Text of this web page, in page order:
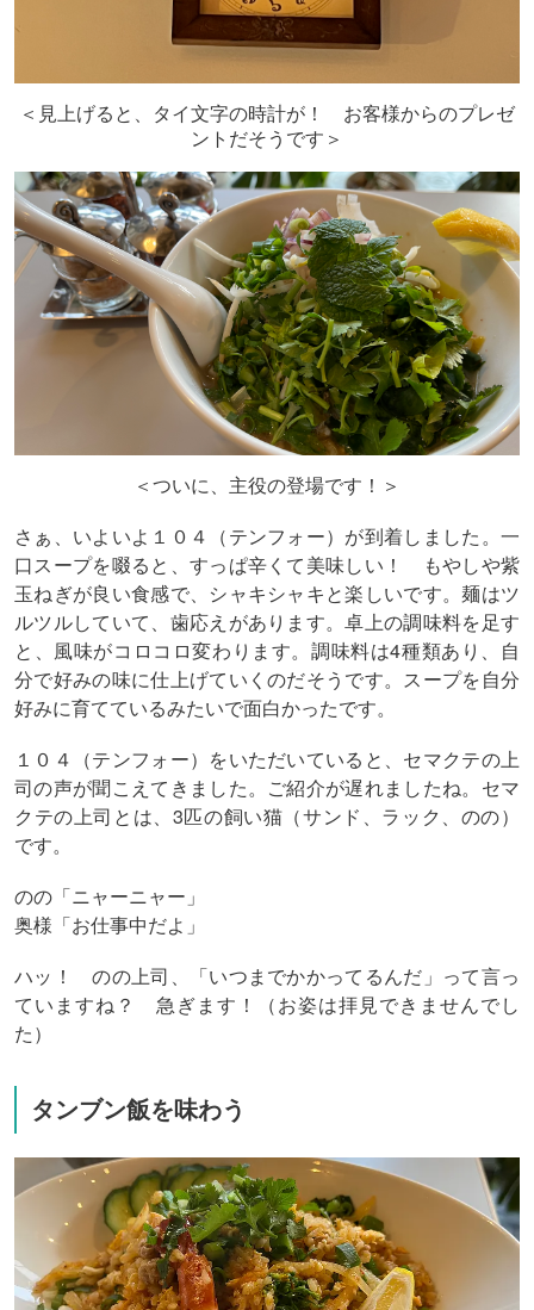
＜見上げると、タイ文字の時計が！ お客様からのプレゼ
ントだそうです＞
＜ついに、主役の登場です！＞
さぁ、いよいよ１０４（テンフォー）が到着しました。一
口スープを啜ると、すっぱ辛くて美味しい！ もやしや紫
玉ねぎが良い食感で、シャキシャキと楽しいです。麺はツ
ルツルしていて、歯応えがあります。卓上の調味料を足す
と、風味がコロコロ変わります。調味料は4種類あり、自
分で好みの味に仕上げていくのだそうです。スープを自分
好みに育てているみたいで面白かったです。
１０４（テンフォー）をいただいていると、セマクテの上
司の声が聞こえてきました。ご紹介が遅れましたね。セマ
クテの上司とは、3匹の飼い猫（サンド、ラック、のの）
です。
のの「ニャーニャー」
奥様「お仕事中だよ」
ハッ！ のの上司、「いつまでかかってるんだ」って言っ
ていますね？ 急ぎます！（お姿は拝見できませんでし
た）
タンブン飯を味わう